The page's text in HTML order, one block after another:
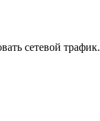
сетевой трафик.